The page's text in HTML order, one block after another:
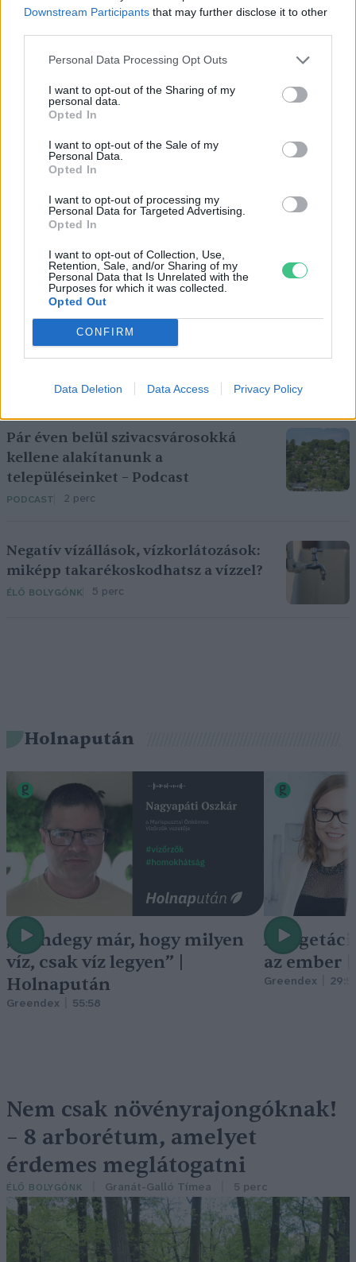
Downstream Participants that may further disclose it to other
Personal Data Processing Opt Outs
I want to opt-out of the Sharing of my
personal data.
Opted In
I want to opt-out of the Sale of my
Personal Data.
Opted In
I want to opt-out of processing my
Personal Data for Targeted Advertising.
Opted In
I want to opt-out of Collection, Use,
Retention, Sale, and/or Sharing of my
Personal Data that Is Unrelated with the
Purposes for which it was collected.
Opted Out
CONFIRM
Data Deletion Data Access Privacy Policy
kóstolhatnakbelőlük azok, akik ellátogatnak
szeptember 24-én este a
Selyemgombolyítóba.
(forrás: ÖMKi)
Greendex
A szerző további cikkei
Nem csak növényrajongóknak! – 8
arborétum, amelyet érdemes
meglátogatni
ÉLŐ BOLYGÓNK 5 perc
Pár éven belül szivacsvárosokká
kellene alakítanunk a
településeinket – Podcast
PODCAST 2 perc
Negatív vízállások, vízkorlátozások:
miképp takarékoskodhatsz a vízzel?
ÉLŐ BOLYGÓNK 5 perc
Holnapután
„Mindegy már, hogy milyen
víz, csak víz legyen” |
Holnapután
Greendex 55:58
A
az ember
Greendex
Nem csak növényrajongóknak!
– 8 arborétum, amelyet
érdemes meglátogatni
ÉLŐ BOLYGÓNK Granát-Galló Tímea 5 perc